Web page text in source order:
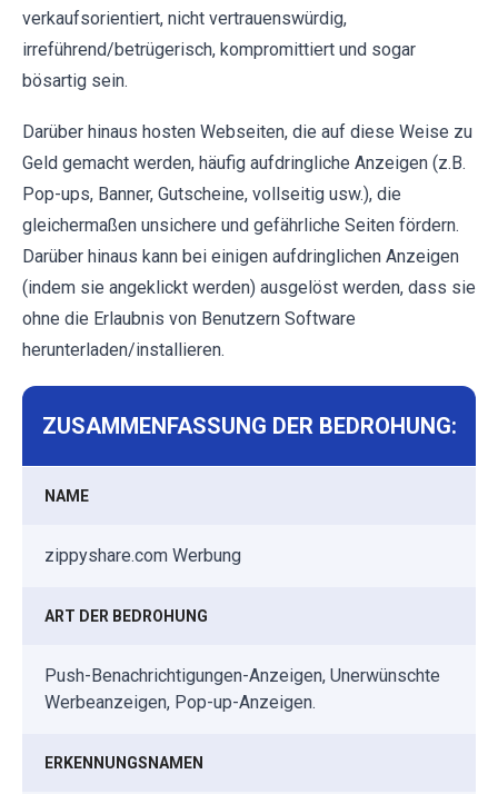
verkaufsorientiert, nicht vertrauenswürdig,
irreführend/betrügerisch, kompromittiert und sogar
bösartig sein.
Darüber hinaus hosten Webseiten, die auf diese Weise zu
Geld gemacht werden, häufig aufdringliche Anzeigen (z.B.
Pop-ups, Banner, Gutscheine, vollseitig usw.), die
gleichermaßen unsichere und gefährliche Seiten fördern.
Darüber hinaus kann bei einigen aufdringlichen Anzeigen
(indem sie angeklickt werden) ausgelöst werden, dass sie
ohne die Erlaubnis von Benutzern Software
herunterladen/installieren.
ZUSAMMENFASSUNG DER BEDROHUNG:
NAME
zippyshare.com Werbung
ART DER BEDROHUNG
Push-Benachrichtigungen-Anzeigen, Unerwünschte
Werbeanzeigen, Pop-up-Anzeigen.
ERKENNUNGSNAMEN